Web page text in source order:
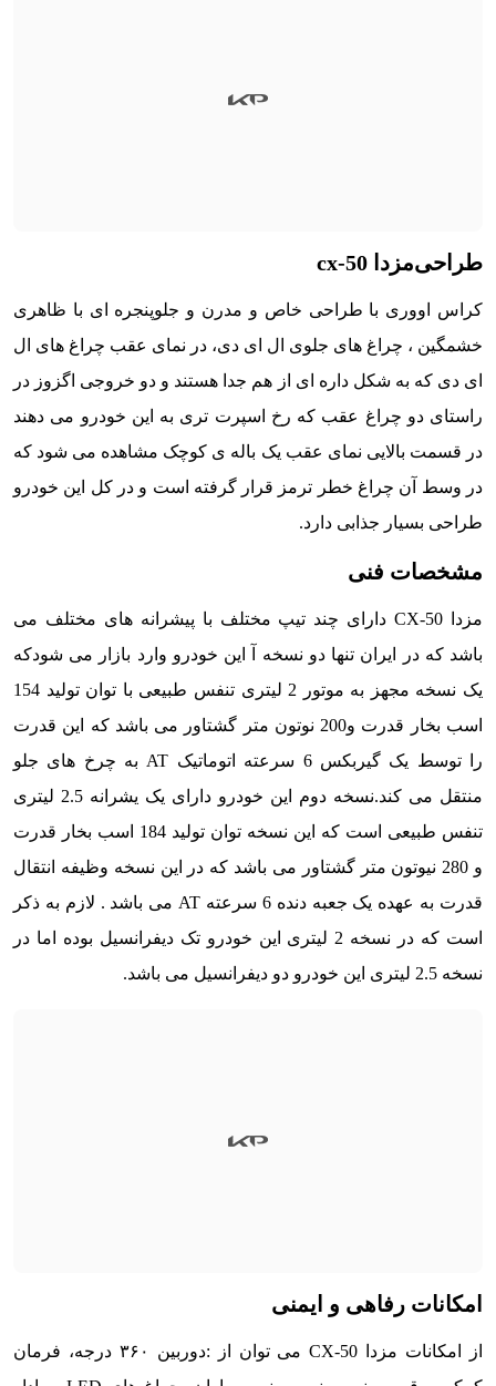
طراحیمزدا cx-50
کراس اووری با طراحی خاص و مدرن و جلوپنجره ای با ظاهری
خشمگین ، چراغ های جلوی ال ای دی، در نمای عقب چراغ های ال
ای دی که به شکل داره ای از هم جدا هستند و دو خروجی اگزوز در
راستای دو چراغ عقب که رخ اسپرت تری به این خودرو می دهند
در قسمت بالایی نمای عقب یک باله ی کوچک مشاهده می شود که
در وسط آن چراغ خطر ترمز قرار گرفته است و در کل این خودرو
طراحی بسیار جذابی دارد.
مشخصات فنی
مزدا CX-50 دارای چند تیپ مختلف با پیشرانه های مختلف می
باشد که در ایران تنها دو نسخه آ این خودرو وارد بازار می شودکه
یک نسخه مجهز به موتور 2 لیتری تنفس طبیعی با توان تولید 154
اسب بخار قدرت و200 نوتون متر گشتاور می باشد که این قدرت
را توسط یک گیربکس 6 سرعته اتوماتیک AT به چرخ های جلو
منتقل می کند.
نسخه دوم این خودرو دارای یک یشرانه 2.5 لیتری
تنفس طبیعی است که این نسخه توان تولید 184 اسب بخار قدرت
و 280 نیوتون متر گشتاور می باشد که در این نسخه وظیفه انتقال
قدرت به عهده یک جعبه دنده 6 سرعته AT می باشد . لازم به ذکر
است که در نسخه 2 لیتری این خودرو تک دیفرانسیل بوده اما در
نسخه 2.5 لیتری این خودرو دو دیفرانسیل می باشد.
امکانات رفاهی و ایمنی
از امکانات مزدا CX-50 می توان از :دوربین ۳۶۰ درجه، فرمان